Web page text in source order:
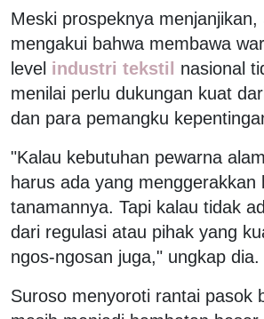
Meski prospeknya menjanjikan,
mengakui bahwa membawa
level industri tekstil nasional
menilai perlu dukungan kuat
dan para pemangku
"Kalau kebutuhan pewarna
harus ada yang menggerakkan
tanamannya. Tapi kalau tidak
dari regulasi atau pihak yang
ngos-ngosan juga," ungkap dia.
Suroso menyoroti rantai pasok